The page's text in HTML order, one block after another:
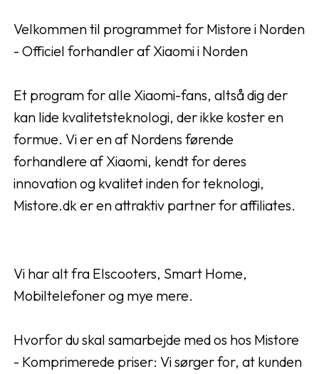
Velkommen til programmet for Mistore i Norden
- Officiel forhandler af Xiaomi i Norden
Et program for alle Xiaomi-fans, altså dig der
kan lide kvalitetsteknologi, der ikke koster en
formue. Vi er en af Nordens førende
forhandlere af Xiaomi, kendt for deres
innovation og kvalitet inden for teknologi,
Mistore.dk er en attraktiv partner for affiliates.
Vi har alt fra Elscooters, Smart Home,
Mobiltelefoner og mye mere.
Hvorfor du skal samarbejde med os hos Mistore
- Komprimerede priser: Vi sørger for, at kunden